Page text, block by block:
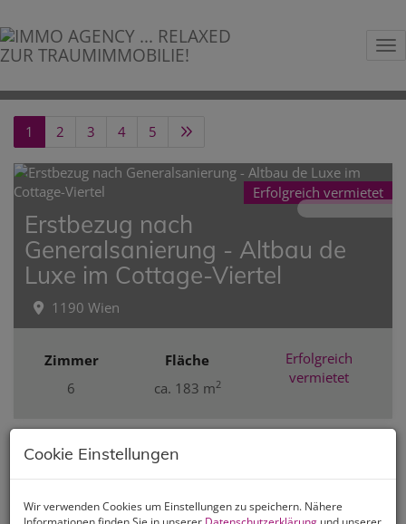
1 2 3 4 5
Erfolgreich vermietet
Erstbezug nach
Generalsanierung - Altbau de
Luxe im Cottage-Viertel
1190 Wien
Zimmer
6
Fläche
ca. 183 m2
Erfolgreich
vermietet
Erfolgreich vermietet
Mitten im 7. - ruhige, sonnige
Cookie Einstellungen
Wir verwenden Cookies um Einstellungen zu speichern. Nähere